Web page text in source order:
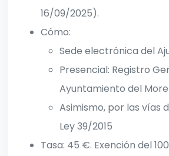
16/09/2025).
Cómo:
Sede electrónica del
Presencial: Registro
Ayuntamiento del
Asimismo, por las vías
Ley 39/2015
Tasa: 45 €. Exención del